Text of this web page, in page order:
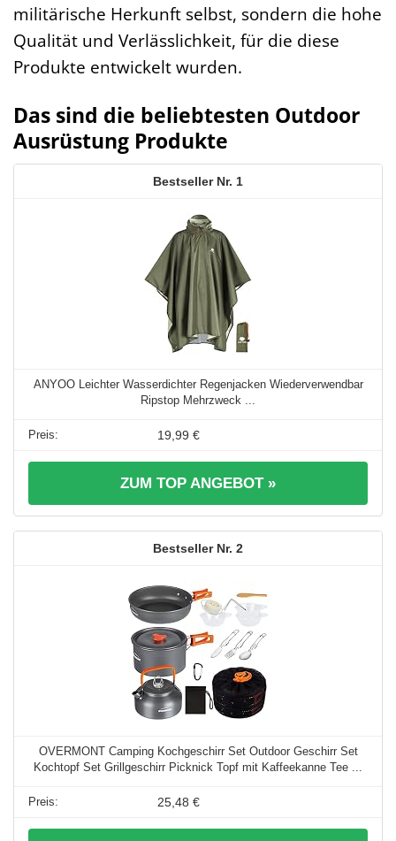
militärische Herkunft selbst, sondern die hohe
Qualität und Verlässlichkeit, für die diese
Produkte entwickelt wurden.
Das sind die beliebtesten Outdoor
Ausrüstung Produkte
1
ANYOO Leichter Wasserdichter Regenjacken Wiederverwendbar
Ripstop Mehrzweck ...
19,99 €
ZUM TOP ANGEBOT »
2
OVERMONT Camping Kochgeschirr Set Outdoor Geschirr Set
Kochtopf Set Grillgeschirr Picknick Topf mit Kaffeekanne Tee ...
25,48 €